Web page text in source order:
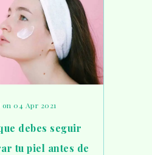
on 04 Apr 2021
debes seguir
tu piel antes de